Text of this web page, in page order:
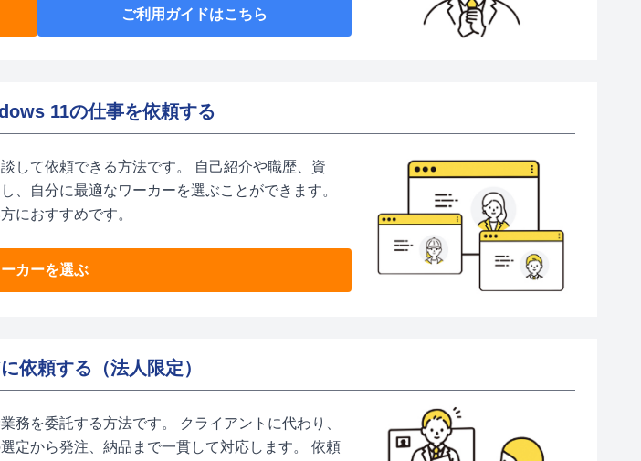
ご利用ガイドはこちら
11の仕事を依頼する
して依頼できる方法です。 自己紹介や職歴、資
、自分に最適なワーカーを選ぶことができます。
におすすめです。
カーを選ぶ
依頼する（法人限定）
務を委託する方法です。 クライアントに代わり、
定から発注、納品まで一貫して対応します。 依頼